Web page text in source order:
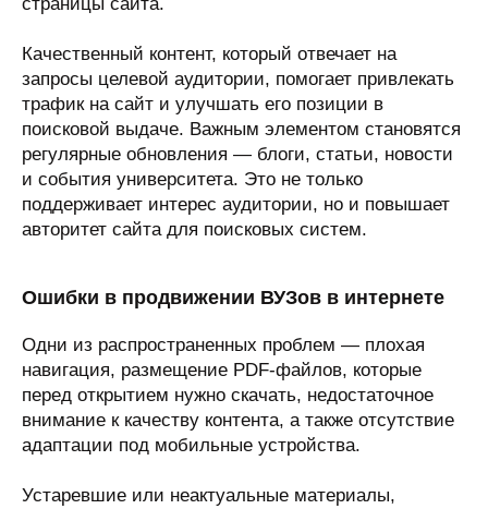
Качественный контент, который отвечает на
запросы целевой аудитории, помогает привлекать
трафик на сайт и улучшать его позиции в
поисковой выдаче. Важным элементом становятся
регулярные обновления — блоги, статьи, новости
и события университета. Это не только
поддерживает интерес аудитории, но и повышает
авторитет сайта для поисковых систем.
Ошибки в продвижении ВУЗов в интернете
Одни из распространенных проблем — плохая
навигация, размещение PDF-файлов, которые
перед открытием нужно скачать, недостаточное
внимание к качеству контента, а также отсутствие
адаптации под мобильные устройства.
Устаревшие или неактуальные материалы,